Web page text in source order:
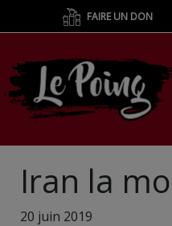
FAIRE UN DON
Iran la
20 juin 2019